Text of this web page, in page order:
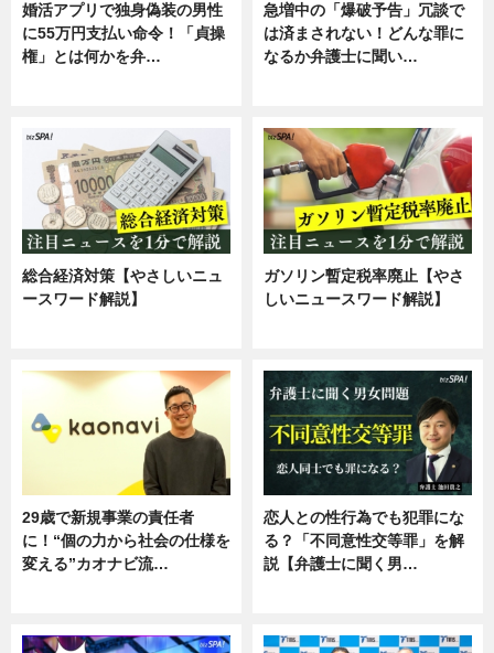
婚活アプリで独身偽装の男性
に55万円支払い命令！「貞操
権」とは何かを弁…
急増中の「爆破予告」冗談で
は済まされない！どんな罪に
なるか弁護士に聞い…
総合経済対策【やさしいニュ
ースワード解説】
ガソリン暫定税率廃止【やさ
しいニュースワード解説】
29歳で新規事業の責任者
に！“個の力から社会の仕様を
変える”カオナビ流…
恋人との性行為でも犯罪にな
る？「不同意性交等罪」を解
説【弁護士に聞く男…